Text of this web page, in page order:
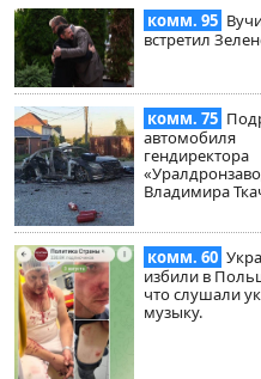
комм. 95
встретил
комм. 75
автомобиля
гендиректора
Владимира
комм. 60
избили в
что слушали
музыку.